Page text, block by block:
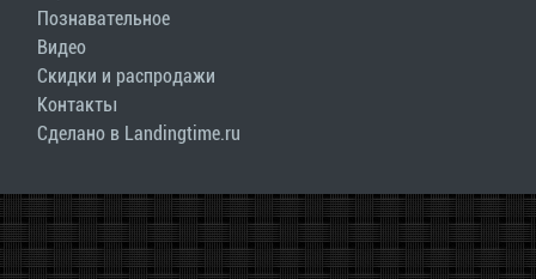
Познавательное
Видео
Скидки и распродажи
Контакты
Сделано в Landingtime.ru